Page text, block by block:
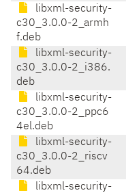
libxml-security-
c30_3.0.0-2_armh
f.deb
libxml-security-
c30_3.0.0-2_i386.
deb
libxml-security-
c30_3.0.0-2_ppc6
4el.deb
libxml-security-
c30_3.0.0-2_riscv
64.deb
libxml-security-